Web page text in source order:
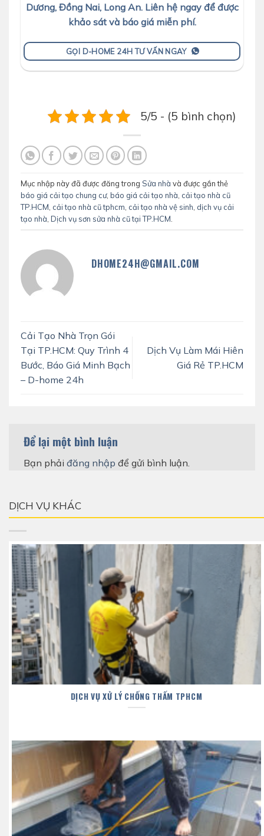
Dương, Đồng Nai, Long An. Liên hệ ngay để được
khảo sát và báo giá miễn phí.
GỌI D-HOME 24H TƯ VẤN NGAY
5/5 - (5 bình chọn)
Mục nhập này đã được đăng trong Sửa nhà và được gắn thẻ
báo giá cải tạo chung cư, báo giá cải tạo nhà cải tạo nhà cũ
TP.HCM cải tạo nhà cũ tphcm cải tạo nhà vệ sinh dịch vụ cải
tạo nhà Dịch vụ sơn sửa nhà cũ tại TP.HCM
DHOME24H@GMAIL.COM
Cải Tạo Nhà Trọn Gói
Tại TP.HCM: Quy Trình 4
Bước, Báo Giá Minh Bạch
– D-home 24h
Dịch Vụ Làm Mái Hiên
Giá Rẻ TP.HCM
Để lại một bình luận
Bạn phải đăng nhập để gửi bình luận.
DỊCH VỤ KHÁC
DỊCH VỤ XỬ LÝ CHỐNG THẤM TPHCM